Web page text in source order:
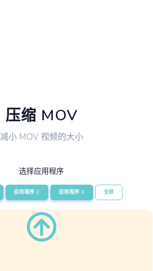
压缩 MOV
减小 MOV 视频的大小
选择应用程序
应用程序 2 应用程序 3 全屏